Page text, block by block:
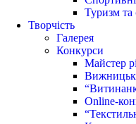
Туризм та
Творчість
Галерея
Конкурси
Майстер
Online-